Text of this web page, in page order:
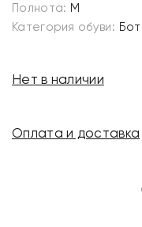
Полнота: M
Категория обуви:
Нет в наличии
Оплата и доставка